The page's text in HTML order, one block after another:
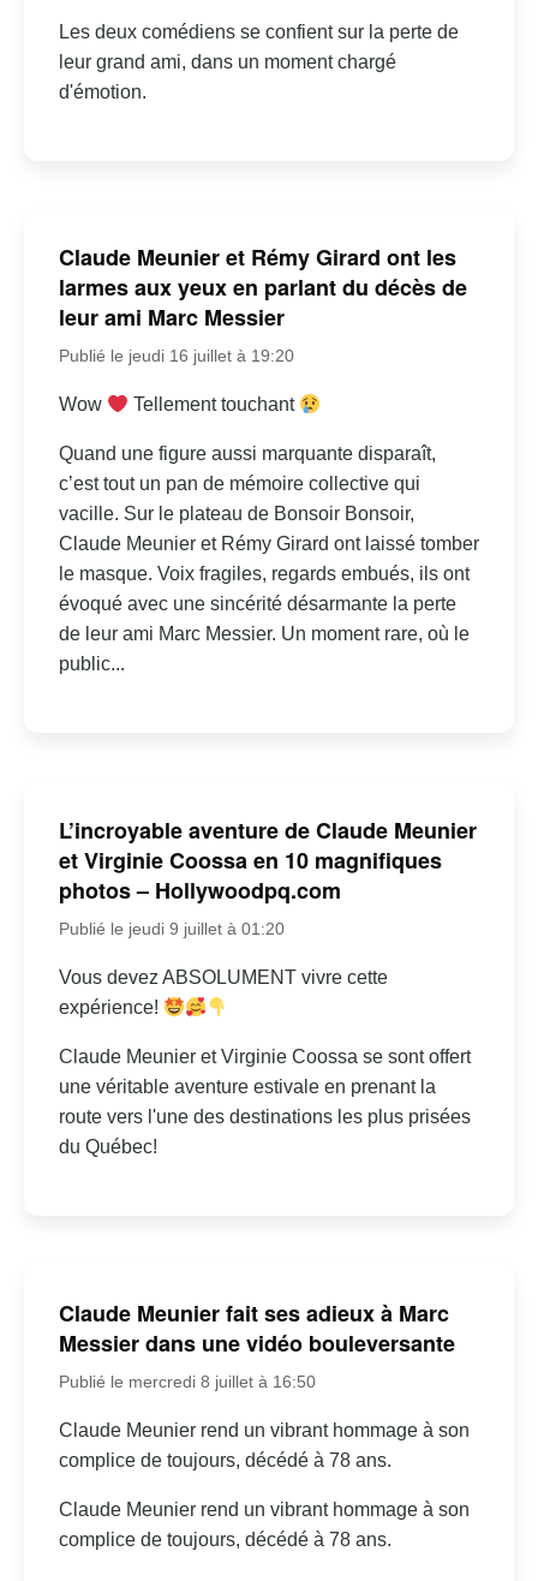
Les deux comédiens se confient sur la perte de
leur grand ami, dans un moment chargé
d'émotion.
Claude Meunier et Rémy Girard ont les
larmes aux yeux en parlant du décès de
leur ami Marc Messier
Publié le jeudi 16 juillet à 19:20
Wow Tellement touchant
Quand une figure aussi marquante disparaît,
c’est tout un pan de mémoire collective qui
vacille. Sur le plateau de Bonsoir Bonsoir,
Claude Meunier et Rémy Girard ont laissé tomber
le masque. Voix fragiles, regards embués, ils ont
évoqué avec une sincérité désarmante la perte
de leur ami Marc Messier. Un moment rare, où le
public...
L’incroyable aventure de Claude Meunier
et Virginie Coossa en 10 magnifiques
photos – Hollywoodpq.com
Publié le jeudi 9 juillet à 01:20
Vous devez ABSOLUMENT vivre cette
expérience!
Claude Meunier et Virginie Coossa se sont offert
une véritable aventure estivale en prenant la
route vers l'une des destinations les plus prisées
du Québec!
Claude Meunier fait ses adieux à Marc
Messier dans une vidéo bouleversante
Publié le mercredi 8 juillet à 16:50
Claude Meunier rend un vibrant hommage à son
complice de toujours, décédé à 78 ans.
Claude Meunier rend un vibrant hommage à son
complice de toujours, décédé à 78 ans.